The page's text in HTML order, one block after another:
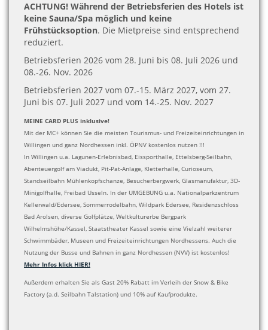
ACHTUNG! Während der Betriebsferien des Hotels ist
keine Sauna/Spa möglich und keine
Frühstücksoption. Die Mietpreise sind entsprechend
reduziert.
Betriebsferien 2026 vom 28. Juni bis 08. Juli 2026 und
08.-26. Nov. 2026
Betriebsferien 2027 vom 07.-15. März 2027, vom 27.
Juni bis 07. Juli 2027 und vom 14.-25. Nov. 2027
MEINE CARD PLUS inklusive!
Mit der MC+ können Sie die meisten Tourismus- und Freizeiteinrichtungen in
Willingen und ganz Nordhessen inkl. ÖPNV kostenlos nutzen !!!
In Willingen u.a. Lagunen-Erlebnisbad, Eissporthalle, Ettelsberg-Seilbahn,
Abenteuergolf am Viadukt, Pit-Pat-Anlage, Kletterhalle, Curioseum,
Standseilbahn Mühlenkopfschanze, Besucherbergwerk, Glasmanufaktur, 3D-
Minigolfhalle, Freibad Usseln. In der UMGEBUNG u.a. Nationalparkzentrum
Kellerwald/Edersee, Sommerrodelbahn, Wildpark Edersee, Residenzschloss
Bad Arolsen, diverse Golfplätze, Weltkulturerbe Bergpark
Wilhelmshöhe/Kassel, Staatstheater Kassel sowie eine Vielzahl weiterer
Schwimmbäder, Museen und Freizeiteinrichtungen Nordhessens. Auch die
Nutzung der Busse und Bahnen in ganz Nordhessen (NVV) ist kostenlos!
Mehr Infos klick HIER!
Außerdem erhalten Sie als Gast 20% Rabatt im Verleih der Snow & Bike
Factory (a.d. Seilbahn Talstation) und 10% auf Kaufprodukte.